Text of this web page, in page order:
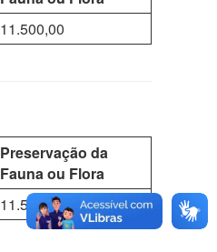
11.500,00
Preservação da
Fauna ou Flora
11.500,00